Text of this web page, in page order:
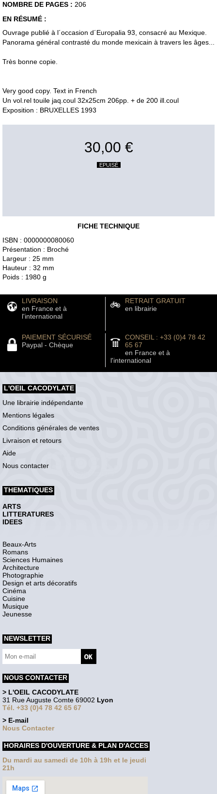
NOMBRE DE PAGES : 206
EN RÉSUMÉ :
Ouvrage publié à l´occasion d´Europalia 93, consacré au Mexique.
Panorama général contrasté du monde mexicain à travers les âges...
Très bonne copie.
Very good copy. Text in French
Un vol.rel touile jaq.coul 32x25cm 206pp. + de 200 ill.coul
Exposition : BRUXELLES 1993
30,00 €
EPUISÉ
FICHE TECHNIQUE
ISBN : 0000000080060
Présentation : Broché
Largeur : 25 mm
Hauteur : 32 mm
Poids : 1980 g
LIVRAISON
en France et à
l'international
RETRAIT GRATUIT
en librairie
PAIEMENT SÉCURISÉ
Paypal - Chèque
CONSEIL : +33 (0)4 78 42
65 67
en France et à
l'international
L'OEIL CACODYLATE
Une librairie indépendante
Mentions légales
Conditions générales de ventes
Livraison et retours
Aide
Nous contacter
THEMATIQUES
ARTS
LITTERATURES
IDEES
Beaux-Arts
Romans
Sciences Humaines
Architecture
Photographie
Design et arts décoratifs
Cinéma
Cuisine
Musique
Jeunesse
NEWSLETTER
NOUS CONTACTER
> L'OEIL CACODYLATE
31 Rue Auguste Comte 69002 Lyon
Tél. +33 (0)4 78 42 65 67
> E-mail
Nous Contacter
HORAIRES D'OUVERTURE & PLAN D'ACCES
Du mardi au samedi de 10h à 19h et le jeudi
21h